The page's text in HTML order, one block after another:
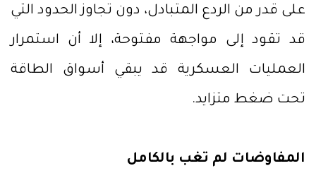
على قدر من الردع المتبادل، دون تجاوز الحدود التي
قد تقود إلى مواجهة مفتوحة، إلا أن استمرار
العمليات العسكرية قد يبقي أسواق الطاقة
تحت ضغط متزايد.
المفاوضات لم تغب بالكامل